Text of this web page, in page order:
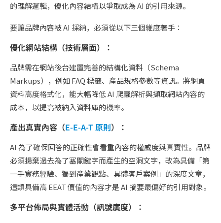
的理解邏輯，優化內容結構以爭取成為 AI 的引用來源。
要讓品牌內容被 AI 採納，必須從以下三個維度著手：
優化網站結構（技術層面）：
品牌需在網站後台建置完善的結構化資料（Schema
Markups），例如 FAQ 標籤、產品規格參數等資訊。將網頁
資料高度格式化，能大幅降低 AI 爬蟲解析與擷取網站內容的
成本，以提高被納入資料庫的機率。
產出真實內容（E-E-A-T 原則）：
AI 為了確保回答的正確性會看重內容的權威度與真實性。品牌
必須揚棄過去為了塞關鍵字而產生的空洞文字，改為具備「第
一手實務經驗、獨到產業觀點、具體客戶案例」的深度文章，
這類具備高 EEAT 價值的內容才是 AI 摘要最偏好的引用對象。
多平台佈局與實體活動（訊號廣度）：